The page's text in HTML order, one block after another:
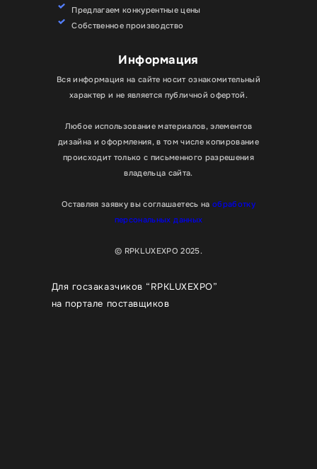
Предлагаем конкурентные цены
Собственное производство
Информация
Вся информация на сайте носит ознакомительный
характер и не является публичной офертой.
Любое использование материалов, элементов
дизайна и оформления, в том числе копирование
происходит только с письменного разрешения
владельца сайта.
Оставляя заявку вы соглашаетесь на обработку
персональных данных
© RPKLUXEXPO 2025.
Для госзаказчиков “RPKLUXEXPO”
на портале поставщиков